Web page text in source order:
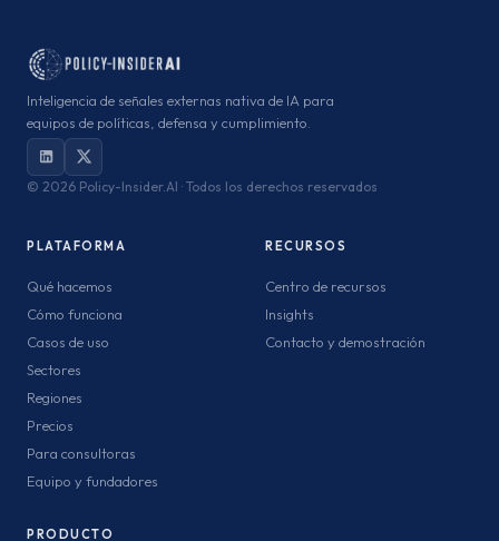
Inteligencia de señales externas nativa de IA para
equipos de políticas, defensa y cumplimiento.
© 2026 Policy-Insider.AI · Todos los derechos reservados
PLATAFORMA
Qué hacemos
Cómo funciona
Casos de uso
Sectores
Regiones
Precios
Para consultoras
Equipo y fundadores
RECURSOS
Centro de recursos
Insights
Contacto y demostración
PRODUCTO